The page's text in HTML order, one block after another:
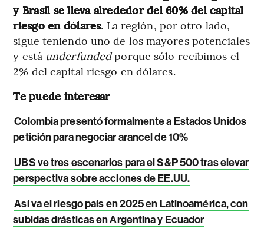
y Brasil se lleva alrededor del 60% del capital
riesgo en dólares. La región, por otro lado,
sigue teniendo uno de los mayores potenciales
y está underfundedporque sólo recibimos el
2% del capital riesgo en dólares.
Te puede interesar
Colombia presentó formalmente a Estados Unidos
petición para negociar arancel de 10%
UBS ve tres escenarios para el S&P 500 tras elevar
perspectiva sobre acciones de EE.UU.
Así va el riesgo país en 2025 en Latinoamérica, con
subidas drásticas en Argentina y Ecuador